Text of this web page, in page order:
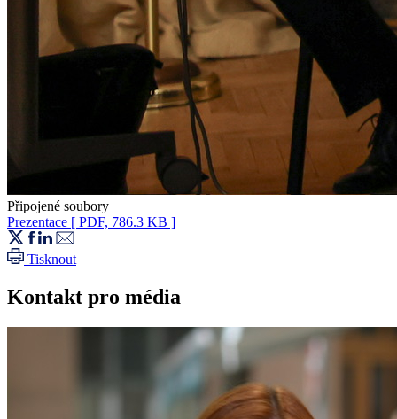
Připojené soubory
Prezentace [ PDF, 786.3 KB ]
Tisknout
Kontakt pro média